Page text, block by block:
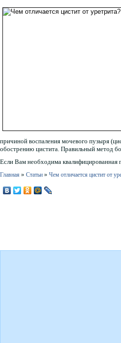
причиной воспаления мочевого пузыря
обострению цистита. Правильный метод
Если Вам необходима квалифицированная
Главная » Статьи » Чем отличается цистит от